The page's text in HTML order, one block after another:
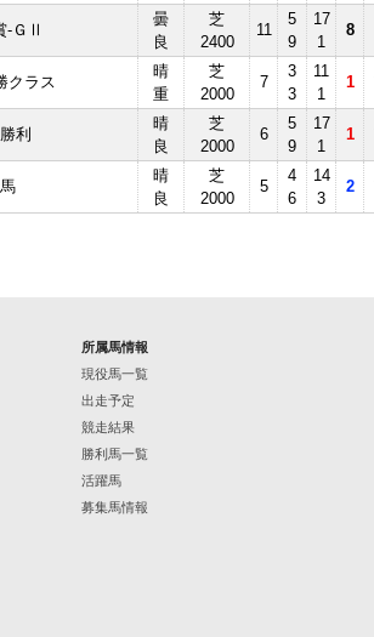
-ＧⅡ
曇
良
芝
2400
11
5
9
17
1
8
クラス
晴
重
芝
2000
7
3
3
11
1
1
利
晴
良
芝
2000
6
5
9
17
1
1
晴
良
芝
2000
5
4
6
14
3
2
所属馬情報
現役馬一覧
出走予定
競走結果
勝利馬一覧
活躍馬
募集馬情報